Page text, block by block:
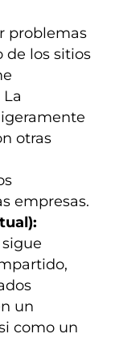
problemas
de los sitios
otras
empresas.
un
como un